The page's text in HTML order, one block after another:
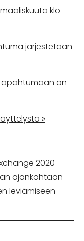
klo
järjestetään
on
»
2020
ajankohtaan
leviämiseen